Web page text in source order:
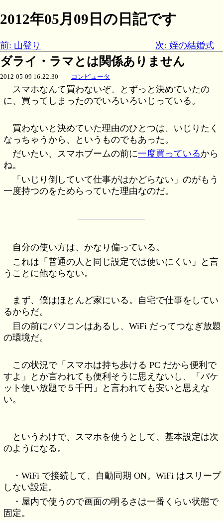
2012年05月09日の日記です
前: 山登り 次: 姪の結婚式
ダライ・ラマとは関係ありません
2012-05-09 16:22:30 コンピュータ
スマホなんて買わないぞ、とずっと決めていたの
に、買ってしまったのでいろいろいじっている。
買わないと決めていた理由のひとつは、いじりたく
なっちゃうから、というものでもあった。
だいたい、スマホブームの前に一度買っているから
ね。
「いじり倒していて仕事がはかどらない」のがもう
一度持つのをためらっていた理由なのだ。
自分の使い方は、かなり偏っている。
これは「普通の人と同じ設定では使いにくい」と言
うことに他ならない。
まず、僕はほとんど家にいる。自宅で仕事をしてい
るからだ。
目の前にパソコンはあるし、WiFi だってつなぎ放題
の環境だ。
この状況で「スマホは持ち歩ける PC だから便利で
すよ」とか言われても便利そうに思えないし、「パケ
ット使い放題で５千円」と言われても安いと思えな
い。
というわけで、スマホを使うとして、基本設定は次
のようになる。
・WiFi で接続して、自動同期 ON。WiFi はスリープ
しない設定。
・屋内で使うので画面の明るさは一番くらい状態で
固定。